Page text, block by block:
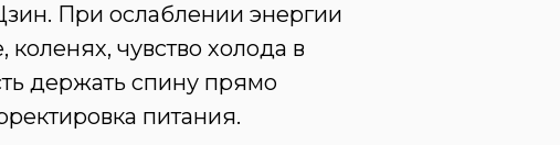
При ослаблении энергии
чувство холода в
держать спину прямо
питания.